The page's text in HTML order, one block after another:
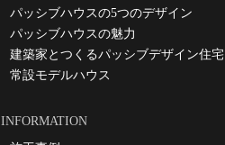
パッシブハウスの5つのデザイン
パッシブハウスの魅力
建築家とつくるパッシブデザイン住宅
常設モデルハウス
INFORMATION